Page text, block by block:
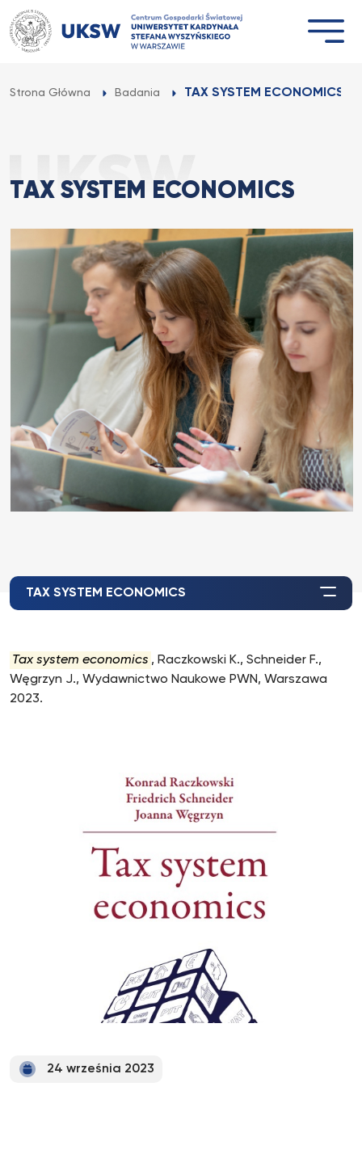
Przejdź
do
treści
Strona Główna Badania TAX SYSTEM ECONOMICS
TAX SYSTEM ECONOMICS
TAX SYSTEM ECONOMICS
Tax system economics , Raczkowski K., Schneider F.,
Węgrzyn J., Wydawnictwo Naukowe PWN, Warszawa
2023.
24 września 2023